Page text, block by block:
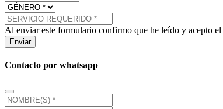
Al enviar este formulario confirmo que he leído y acepto el
Enviar
Contacto por whatsapp